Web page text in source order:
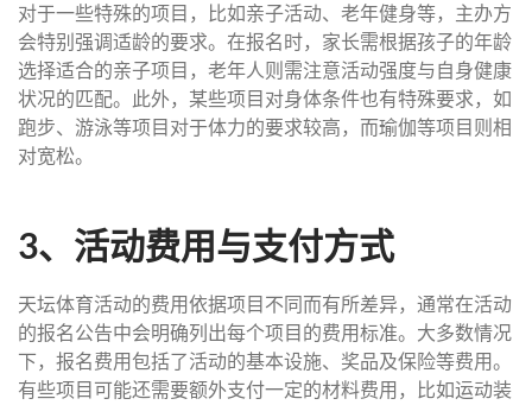
对于一些特殊的项目，比如亲子活动、老年健身等，主办方
会特别强调适龄的要求。在报名时，家长需根据孩子的年龄
选择适合的亲子项目，老年人则需注意活动强度与自身健康
状况的匹配。此外，某些项目对身体条件也有特殊要求，如
跑步、游泳等项目对于体力的要求较高，而瑜伽等项目则相
对宽松。
3、活动费用与支付方式
天坛体育活动的费用依据项目不同而有所差异，通常在活动
的报名公告中会明确列出每个项目的费用标准。大多数情况
下，报名费用包括了活动的基本设施、奖品及保险等费用。
有些项目可能还需要额外支付一定的材料费用，比如运动装